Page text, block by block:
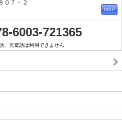
０７－２
6003-721365
、光電話は利用できません